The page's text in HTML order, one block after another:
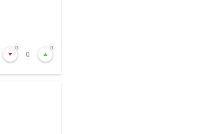
0
0
0